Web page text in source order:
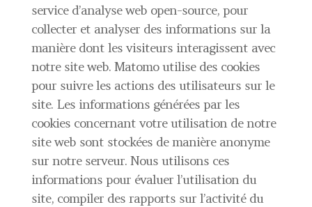
service d’analyse web open-source, pour
collecter et analyser des informations sur la
manière dont les visiteurs interagissent avec
notre site web. Matomo utilise des cookies
pour suivre les actions des utilisateurs sur le
site. Les informations générées par les
cookies concernant votre utilisation de notre
site web sont stockées de manière anonyme
sur notre serveur. Nous utilisons ces
informations pour évaluer l’utilisation du
site, compiler des rapports sur l’activité du